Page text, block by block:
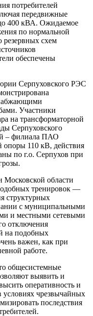
потребителей
передвижные
400 кВА. Ожидаемое
по нормальной
резервных схем
обеспечены
Серпуховского РЭС
Участники
на трансформаторной
Серпуховского
– филиала ПАО
110 кВ, действия
по г.о. Серпухов при
Московской области
тренировок —
структурных
с муниципальными
и местными сетевыми
отключения
на подобных
важен, как при
работе.
общесистемные
выявить и
оперативность и
условиях чрезвычайных
последствия